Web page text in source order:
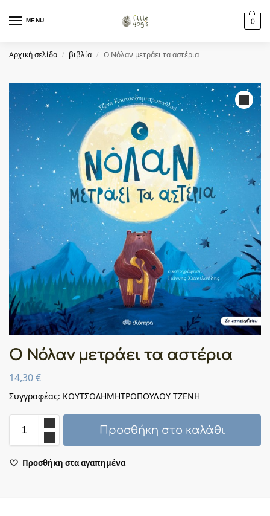
MENU 0
Αρχική σελίδα / βιβλία / Ο Νόλαν μετράει τα αστέρια
Ο Νόλαν μετράει τα αστέρια
14,30€
Συγγραφέας: ΚΟΥΤΣΟΔΗΜΗΤΡΟΠΟΥΛΟΥ ΤΖΕΝΗ
Προσθήκη στο καλάθι
Προσθήκη στα αγαπημένα